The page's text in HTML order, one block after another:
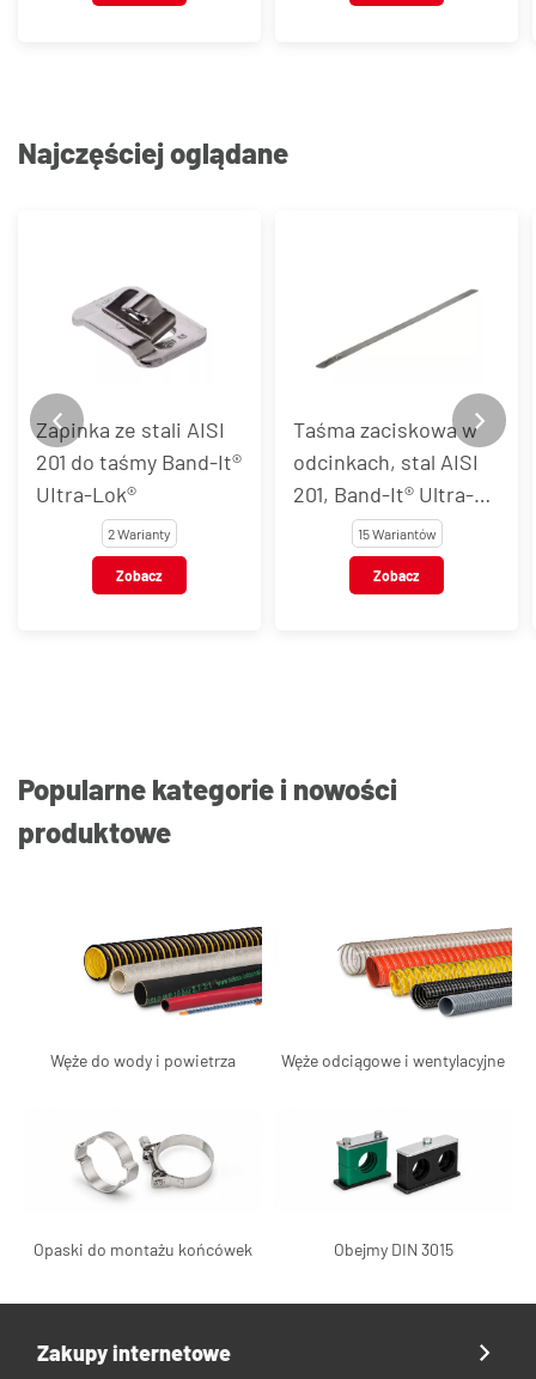
Najczęściej oglądane
Zapinka ze stali AISI
201 do taśmy Band-It®
UItra-Lok®
2 Warianty
Zobacz
Taśma zaciskowa w
odcinkach, stal AISI
201, Band-It® Ultra-
15 Wariantów
Zobacz
Popularne kategorie i nowości
produktowe
Węże do wody i powietrza Węże odciągowe i wentylacyjne
Opaski do montażu końcówek Obejmy DIN 3015
Zakupy internetowe